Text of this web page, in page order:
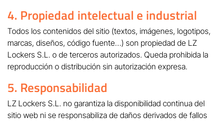
4. Propiedad intelectual e industrial
Todos los contenidos del sitio (textos, imágenes, logotipos,
marcas, diseños, código fuente…) son propiedad de LZ
Lockers S.L. o de terceros autorizados. Queda prohibida la
reproducción o distribución sin autorización expresa.
5. Responsabilidad
LZ Lockers S.L. no garantiza la disponibilidad continua del
sitio web ni se responsabiliza de daños derivados de fallos